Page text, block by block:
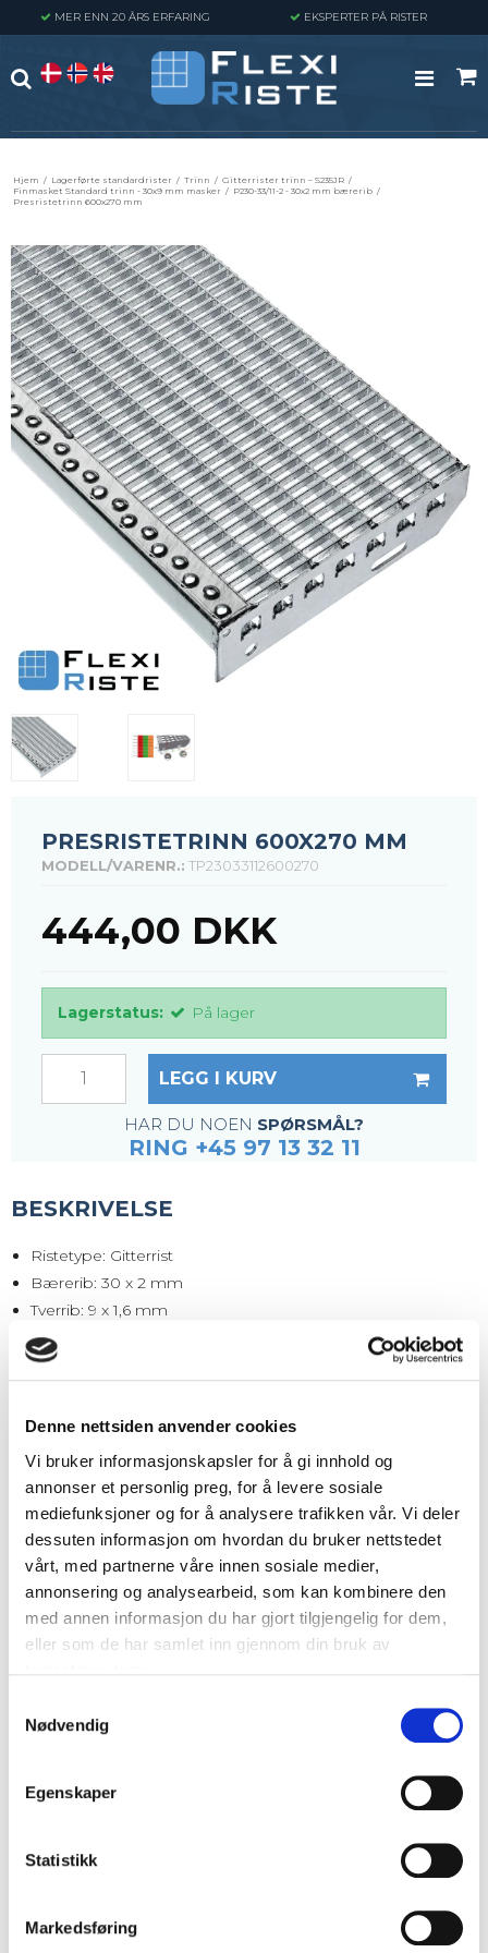
Denne nettsiden anvender cookies
Vi bruker informasjonskapsler for å gi innhold og
annonser et personlig preg, for å levere sosiale
mediefunksjoner og for å analysere trafikken vår. Vi deler
dessuten informasjon om hvordan du bruker nettstedet
vårt, med partnerne våre innen sosiale medier,
annonsering og analysearbeid, som kan kombinere den
med annen informasjon du har gjort tilgjengelig for dem,
eller som de har samlet inn gjennom din bruk av
Nødvendig
Egenskaper
Statistikk
Markedsføring
MER ENN 20 ÅRS ERFARING EKSPERTER PÅ RISTER
Hjem / Lagerførte standardrister / Trinn / Gitterrister trinn – S235JR /
Finmasket Standard trinn - 30x9 mm masker / P230-33/11-2 - 30x2 mm bærerib /
Presristetrinn 600x270 mm
PRESRISTETRINN 600X270 MM
MODELL/VARENR.: TP23033112600270
444,00 DKK
Lagerstatus: På lager
LEGG I KURV
HAR DU NOEN SPØRSMÅL?
RING +45 97 13 32 11
BESKRIVELSE
Ristetype: Gitterrist
Bærerib: 30 x 2 mm
Tverrib: 9 x 1,6 mm
Maskestørrelse: 33 x 11 mm
Maskeåpning: 30 x 9 mm
Overflate: Varmgalvanisert iht DIN1461
DOWNLOADCENTER